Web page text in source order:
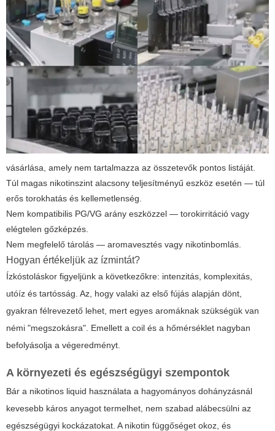
vásárlása, amely nem tartalmazza az összetevők pontos listáját.
Túl magas nikotinszint alacsony teljesítményű eszköz esetén — túl
erős torokhatás és kellemetlenség.
Nem kompatibilis PG/VG arány eszközzel — torokirritáció vagy
elégtelen gőzképzés.
Nem megfelelő tárolás — aromavesztés vagy nikotinbomlás.
Hogyan értékeljük az ízmintát?
Ízkóstoláskor figyeljünk a következőkre: intenzitás, komplexitás,
utóíz és tartósság. Az, hogy valaki az első fújás alapján dönt,
gyakran félrevezető lehet, mert egyes aromáknak szükségük van
némi "megszokásra". Emellett a coil és a hőmérséklet nagyban
befolyásolja a végeredményt.
A környezeti és egészségügyi szempontok
Bár a nikotinos liquid használata a hagyományos dohányzásnál
kevesebb káros anyagot termelhet, nem szabad alábecsülni az
egészségügyi kockázatokat. A nikotin függőséget okoz, és